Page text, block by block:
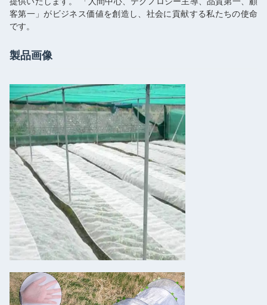
客第一」がビジネス価値を創造し、社会に貢献する私たちの使命
です。
製品画像